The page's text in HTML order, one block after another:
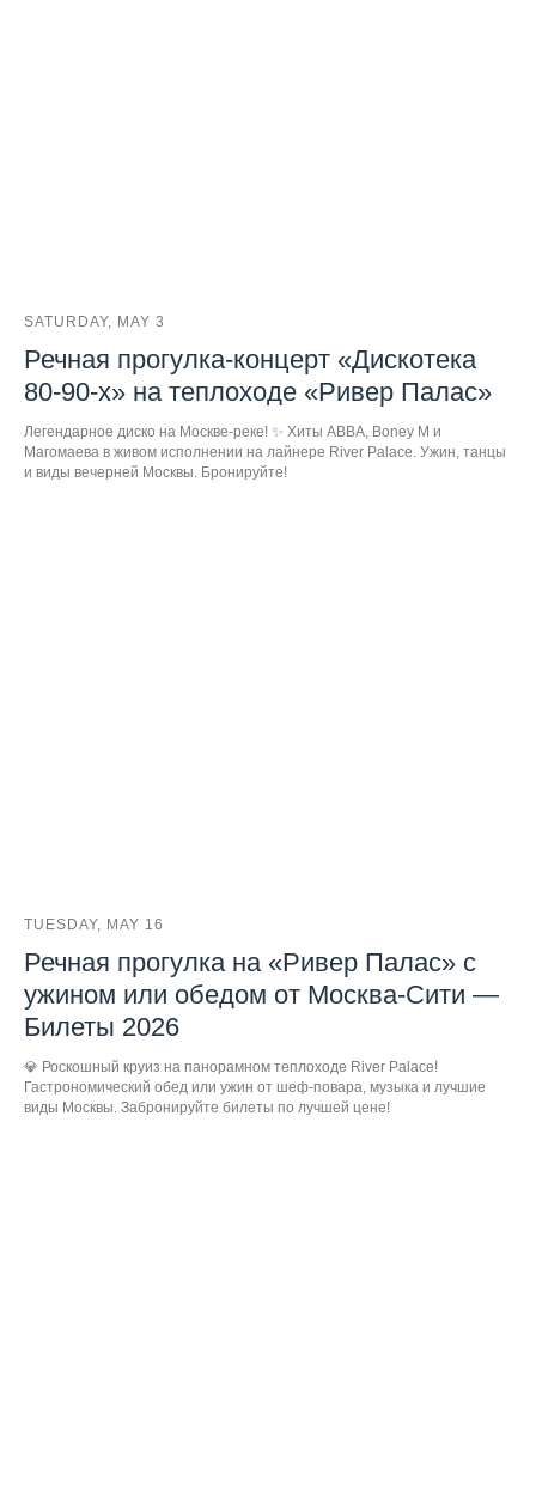
SATURDAY, MAY 3
Речная прогулка-концерт «Дискотека
80-90-х» на теплоходе «Ривер Палас»
Легендарное диско на Москве-реке! ✨ Хиты ABBA, Boney M и
Магомаева в живом исполнении на лайнере River Palace. Ужин, танцы
и виды вечерней Москвы. Бронируйте!
TUESDAY, MAY 16
Речная прогулка на «Ривер Палас» с
ужином или обедом от Москва-Сити —
Билеты 2026
💎 Роскошный круиз на панорамном теплоходе River Palace!
Гастрономический обед или ужин от шеф-повара, музыка и лучшие
виды Москвы. Забронируйте билеты по лучшей цене!